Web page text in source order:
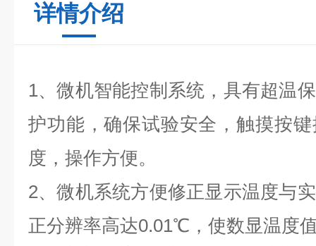
详情介绍
1、微机智能控制系统，具有超温
护功能，确保试验安全，触摸按
度，操作方便。
2、微机系统方便修正显示温度与
正分辨率高达0.01℃，使数显温度